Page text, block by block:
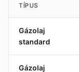
TÍPUS
Gázolaj
standard
Gázolaj